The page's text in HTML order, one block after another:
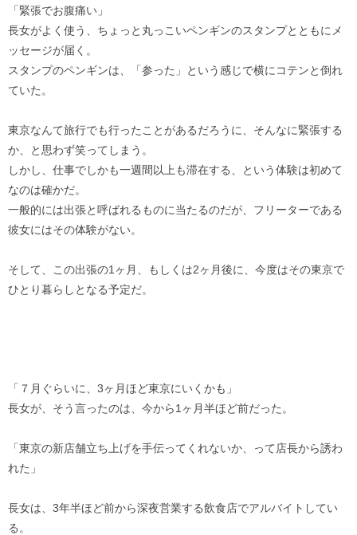
「緊張でお腹痛い」
長女がよく使う、ちょっと丸っこいペンギンのスタンプとともにメ
ッセージが届く。
スタンプのペンギンは、「参った」という感じで横にコテンと倒れ
ていた。
東京なんて旅行でも行ったことがあるだろうに、そんなに緊張する
か、と思わず笑ってしまう。
しかし、仕事でしかも一週間以上も滞在する、という体験は初めて
なのは確かだ。
一般的には出張と呼ばれるものに当たるのだが、フリーターである
彼女にはその体験がない。
そして、この出張の1ヶ月、もしくは2ヶ月後に、今度はその東京で
ひとり暮らしとなる予定だ。
「７月ぐらいに、3ヶ月ほど東京にいくかも」
長女が、そう言ったのは、今から1ヶ月半ほど前だった。
「東京の新店舗立ち上げを手伝ってくれないか、って店長から誘わ
れた」
長女は、3年半ほど前から深夜営業する飲食店でアルバイトしてい
る。